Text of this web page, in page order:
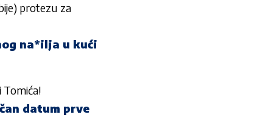
protezu za
na*ilja u kući
Tomića!
datum prve